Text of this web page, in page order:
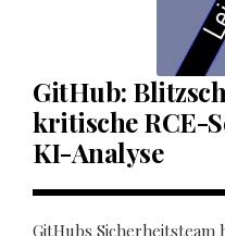
GitHub:
kritische RCE-
KI-Analyse
GitHubs Sicherheitsteam